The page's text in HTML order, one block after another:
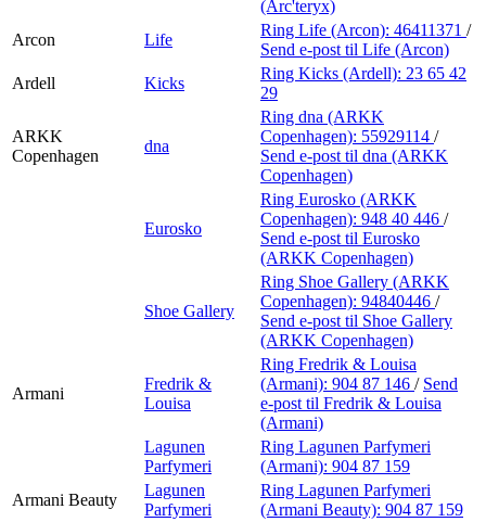
(Arc'teryx)
Arcon
Life
Ring Life (Arcon): 46411371 /
Send e-post til Life (Arcon)
Ardell
Kicks
Ring Kicks (Ardell): 23 65 42
29
ARKK
Copenhagen
dna
Ring dna (ARKK
Copenhagen): 55929114 /
Send e-post til dna (ARKK
Copenhagen)
Eurosko
Ring Eurosko (ARKK
Copenhagen): 948 40 446 /
Send e-post til Eurosko
(ARKK Copenhagen)
Shoe Gallery
Ring Shoe Gallery (ARKK
Copenhagen): 94840446 /
Send e-post til Shoe Gallery
(ARKK Copenhagen)
Armani
Fredrik &
Louisa
Ring Fredrik & Louisa
(Armani): 904 87 146 / Send
e-post til Fredrik & Louisa
(Armani)
Lagunen
Parfymeri
Ring Lagunen Parfymeri
(Armani): 904 87 159
Armani Beauty
Lagunen
Parfymeri
Ring Lagunen Parfymeri
(Armani Beauty): 904 87 159